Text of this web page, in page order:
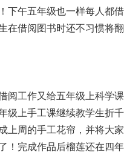
下午五年级也一样每人都
在借阅图书时还不习惯将
阅工作又给五年级上科学
级上手工课继续教学生折
上周的手工花帘，并将大
！完成作品后榴莲还在四